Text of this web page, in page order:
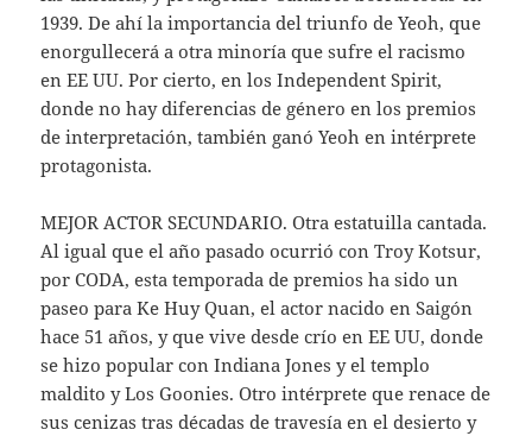
1939. De ahí la importancia del triunfo de Yeoh, que
enorgullecerá a otra minoría que sufre el racismo
en EE UU. Por cierto, en los Independent Spirit,
donde no hay diferencias de género en los premios
de interpretación, también ganó Yeoh en intérprete
protagonista.
MEJOR ACTOR SECUNDARIO. Otra estatuilla cantada.
Al igual que el año pasado ocurrió con Troy Kotsur,
por CODA, esta temporada de premios ha sido un
paseo para Ke Huy Quan, el actor nacido en Saigón
hace 51 años, y que vive desde crío en EE UU, donde
se hizo popular con Indiana Jones y el templo
maldito y Los Goonies. Otro intérprete que renace de
sus cenizas tras décadas de travesía en el desierto y